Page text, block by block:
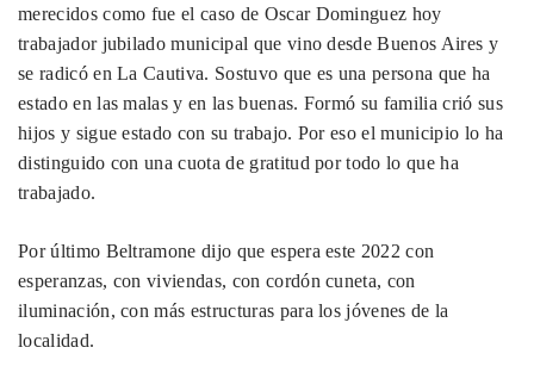
merecidos como fue el caso de Oscar Dominguez hoy
trabajador jubilado municipal que vino desde Buenos Aires y
se radicó en La Cautiva. Sostuvo que es una persona que ha
estado en las malas y en las buenas. Formó su familia crió sus
hijos y sigue estado con su trabajo. Por eso el municipio lo ha
distinguido con una cuota de gratitud por todo lo que ha
trabajado.
Por último Beltramone dijo que espera este 2022 con
esperanzas, con viviendas, con cordón cuneta, con
iluminación, con más estructuras para los jóvenes de la
localidad.